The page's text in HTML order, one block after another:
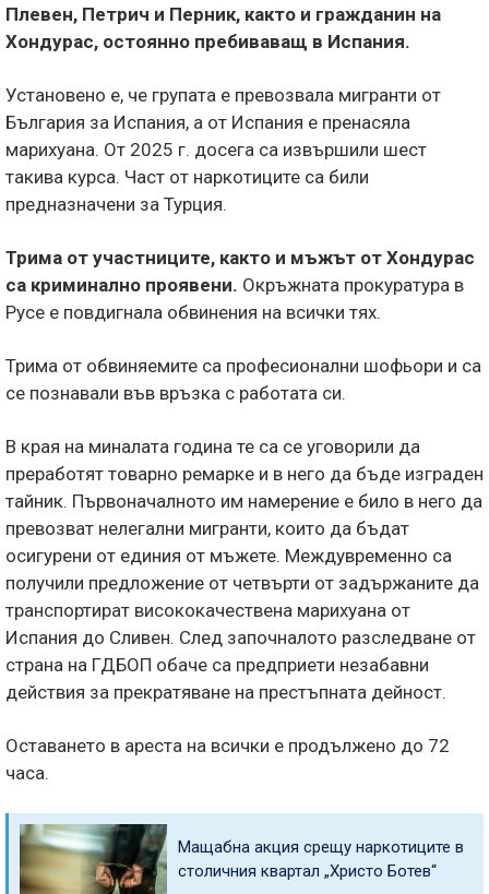
Плевен, Петрич и Перник, както и гражданин на
Хондурас, остоянно пребиваващ в Испания.
Установено е, че групата е превозвала мигранти от
България за Испания, а от Испания е пренасяла
марихуана. От 2025 г. досега са извършили шест
такива курса. Част от наркотиците са били
предназначени за Турция.
Трима от участниците, както и мъжът от Хондурас
са криминално проявени. Окръжната прокуратура в
Русе е повдигнала обвинения на всички тях.
Трима от обвиняемите са професионални шофьори и са
се познавали във връзка с работата си.
В края на миналата година те са се уговорили да
преработят товарно ремарке и в него да бъде изграден
тайник. Първоначалното им намерение е било в него да
превозват нелегални мигранти, които да бъдат
осигурени от единия от мъжете. Междувременно са
получили предложение от четвърти от задържаните да
транспортират висококачествена марихуана от
Испания до Сливен. След започналото разследване от
страна на ГДБОП обаче са предприети незабавни
действия за прекратяване на престъпната дейност.
Оставането в ареста на всички е продължено до 72
часа.
Мащабна акция срещу наркотиците в
столичния квартал „Христо Ботев“